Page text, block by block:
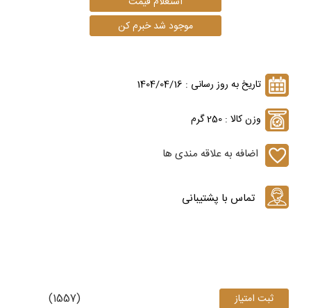
تاریخ به روز رسانی : 1404/04/16
وزن کالا : 250 گرم
اضافه به علاقه مندی ها
(1557)